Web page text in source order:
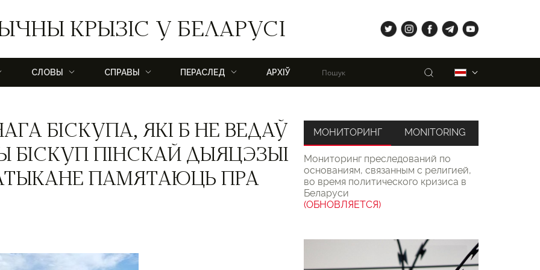
КРЫЗІС У БЕЛАРУСІ
СЛОВЫ СПРАВЫ ПЕРАСЛЕД АРХІЎ Пошук
tw ig fb tg yt
БІСКУПА, ЯКІ Б НЕ ВЕДАЎ
БІСКУП ПІНСКАЙ ДЫЯЦЭЗЫІ
ПАМЯТАЮЦЬ ПРА
МОНИТОРИНГ
Мониторинг преследований по
основаниям, связанным с религией,
во время политического кризиса в
Беларуси
(ОБНОВЛЯЕТСЯ)
MONITORING